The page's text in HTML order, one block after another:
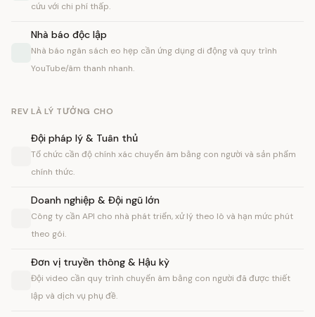
cứu với chi phí thấp.
Nhà báo độc lập
Nhà báo ngân sách eo hẹp cần ứng dụng di động và quy trình
YouTube/âm thanh nhanh.
REV LÀ LÝ TƯỞNG CHO
Đội pháp lý & Tuân thủ
Tổ chức cần độ chính xác chuyển âm bằng con người và sản phẩm
chính thức.
Doanh nghiệp & Đội ngũ lớn
Công ty cần API cho nhà phát triển, xử lý theo lô và hạn mức phút
theo gói.
Đơn vị truyền thông & Hậu kỳ
Đội video cần quy trình chuyển âm bằng con người đã được thiết
lập và dịch vụ phụ đề.